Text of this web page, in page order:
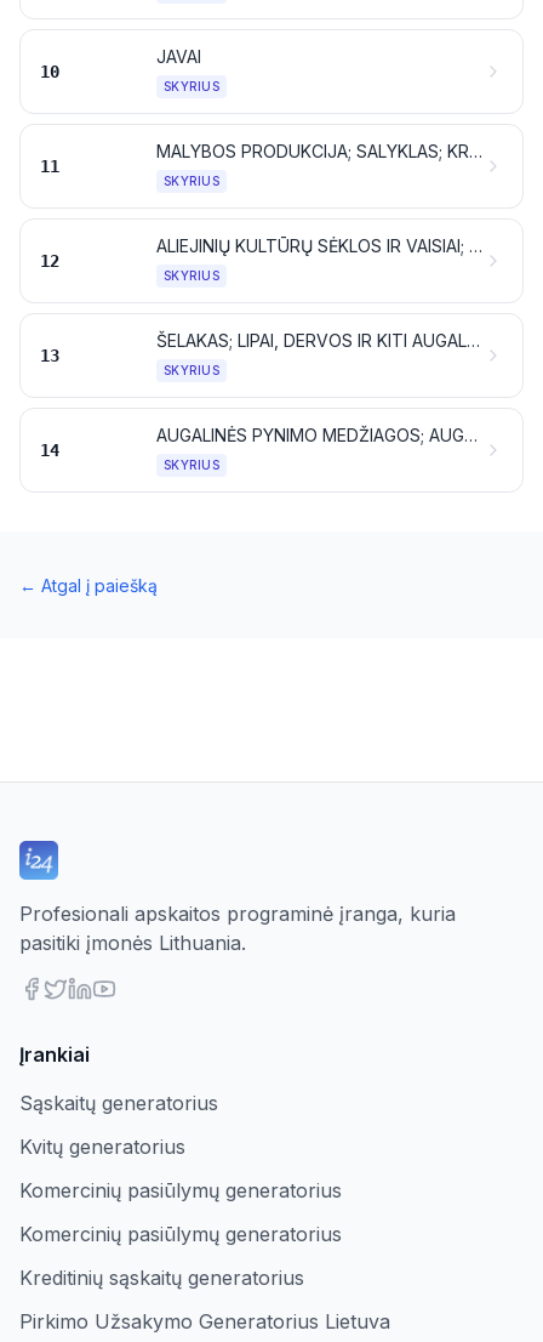
10
JAVAI
SKYRIUS
11
MALYBOS PRODUKCIJA; SALYKLAS; KRAKMOLAS; INULINAS; KVIEČIŲ GLITIMAS
SKYRIUS
12
ALIEJINIŲ KULTŪRŲ SĖKLOS IR VAISIAI; ĮVAIRŪS GRŪDAI, SĖKLOS IR VAISIAI; AUGALAI, NAUDOJAMI PRAMONĖJE IR MEDICINOJE; ŠIAUDAI IR PAŠARAI
SKYRIUS
13
ŠELAKAS; LIPAI, DERVOS IR KITI AUGALŲ SYVAI BEI EKSTRAKTAI
SKYRIUS
14
AUGALINĖS PYNIMO MEDŽIAGOS; AUGALINIAI PRODUKTAI, NENURODYTI KITOJE VIETOJE
SKYRIUS
← Atgal į paiešką
Profesionali apskaitos programinė įranga, kuria
pasitiki įmonės Lithuania.
Įrankiai
Sąskaitų generatorius
Kvitų generatorius
Komercinių pasiūlymų generatorius
Komercinių pasiūlymų generatorius
Kreditinių sąskaitų generatorius
Pirkimo Užsakymo Generatorius Lietuva